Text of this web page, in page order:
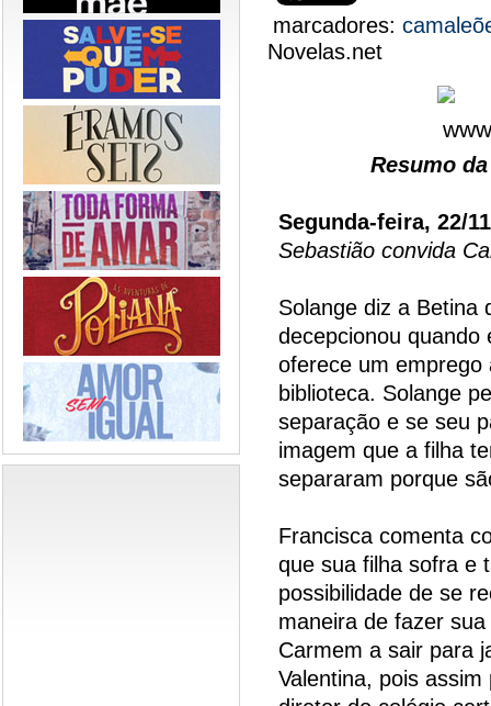
marcadores:
Novelas.net
Resumo
Segunda-feira, 22/
Sebastião convida
Solange diz a Betina
decepcionou quando
oferece um emprego
biblioteca. Solange
separação e se seu
imagem que a filha
separaram porque
Francisca comenta
que sua filha sofra e
possibilidade de se
maneira de fazer
Carmem a sair para
Valentina, pois